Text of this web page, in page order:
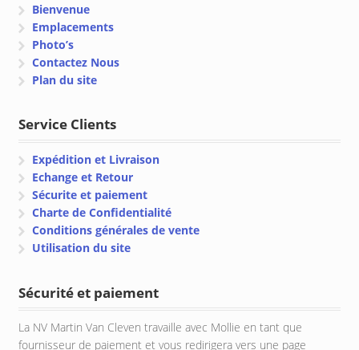
Bienvenue
Emplacements
Photo’s
Contactez Nous
Plan du site
Service Clients
Expédition et Livraison
Echange et Retour
Sécurite et paiement
Charte de Confidentialité
Conditions générales de vente
Utilisation du site
Sécurité et paiement
La NV Martin Van Cleven travaille avec Mollie en tant que
fournisseur de paiement et vous redirigera vers une page